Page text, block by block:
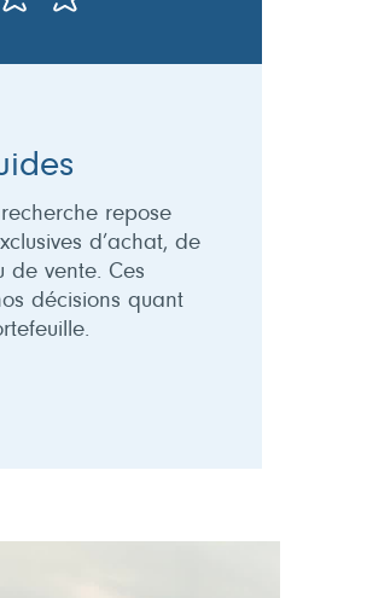
repose
d’achat, de
de vente. Ces
décisions quant